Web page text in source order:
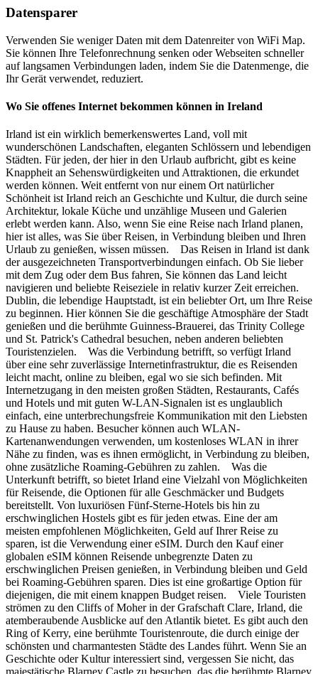
Datensparer
Verwenden Sie weniger Daten mit dem Datenreiter von WiFi Map.
Sie können Ihre Telefonrechnung senken oder Webseiten schneller
auf langsamen Verbindungen laden, indem Sie die Datenmenge, die
Ihr Gerät verwendet, reduziert.
Wo Sie offenes Internet bekommen können in Ireland
Irland ist ein wirklich bemerkenswertes Land, voll mit
wunderschönen Landschaften, eleganten Schlössern und lebendigen
Städten. Für jeden, der hier in den Urlaub aufbricht, gibt es keine
Knappheit an Sehenswürdigkeiten und Attraktionen, die erkundet
werden können. Weit entfernt von nur einem Ort natürlicher
Schönheit ist Irland reich an Geschichte und Kultur, die durch seine
Architektur, lokale Küche und unzählige Museen und Galerien
erlebt werden kann. Also, wenn Sie eine Reise nach Irland planen,
hier ist alles, was Sie über Reisen, in Verbindung bleiben und Ihren
Urlaub zu genießen, wissen müssen. Das Reisen in Irland ist dank
der ausgezeichneten Transportverbindungen einfach. Ob Sie lieber
mit dem Zug oder dem Bus fahren, Sie können das Land leicht
navigieren und beliebte Reiseziele in relativ kurzer Zeit erreichen.
Dublin, die lebendige Hauptstadt, ist ein beliebter Ort, um Ihre Reise
zu beginnen. Hier können Sie die geschäftige Atmosphäre der Stadt
genießen und die berühmte Guinness-Brauerei, das Trinity College
und St. Patrick's Cathedral besuchen, neben anderen beliebten
Touristenzielen. Was die Verbindung betrifft, so verfügt Irland
über eine sehr zuverlässige Internetinfrastruktur, die es Reisenden
leicht macht, online zu bleiben, egal wo sie sich befinden. Mit
Internetzugang in den meisten großen Städten, Restaurants, Cafés
und Hotels und mit guten W-LAN-Signalen ist es unglaublich
einfach, eine unterbrechungsfreie Kommunikation mit den Liebsten
zu Hause zu haben. Besucher können auch WLAN-
Kartenanwendungen verwenden, um kostenloses WLAN in ihrer
Nähe zu finden, was es ihnen ermöglicht, in Verbindung zu bleiben,
ohne zusätzliche Roaming-Gebühren zu zahlen. Was die
Unterkunft betrifft, so bietet Irland eine Vielzahl von Möglichkeiten
für Reisende, die Optionen für alle Geschmäcker und Budgets
bereitstellt. Von luxuriösen Fünf-Sterne-Hotels bis hin zu
erschwinglichen Hostels gibt es für jeden etwas. Eine der am
meisten empfohlenen Möglichkeiten, Geld auf Ihrer Reise zu
sparen, ist die Verwendung einer eSIM. Durch den Kauf einer
globalen eSIM können Reisende unbegrenzte Daten zu
erschwinglichen Preisen genießen, in Verbindung bleiben und Geld
bei Roaming-Gebühren sparen. Dies ist eine großartige Option für
diejenigen, die mit einem knappen Budget reisen. Viele Touristen
strömen zu den Cliffs of Moher in der Grafschaft Clare, Irland, die
atemberaubende Ausblicke auf den Atlantik bietet. Es gibt auch den
Ring of Kerry, eine berühmte Touristenroute, die durch einige der
schönsten und charmantesten Städte des Landes führt. Wenn Sie an
Geschichte oder Kultur interessiert sind, vergessen Sie nicht, das